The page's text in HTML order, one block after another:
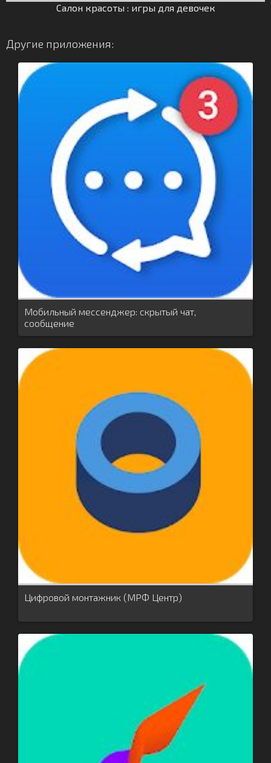
Салон красоты : игры для девочек
Другие приложения:
Мобильный мессенджер: скрытый чат,
сообщение
Цифровой монтажник (МРФ Центр)